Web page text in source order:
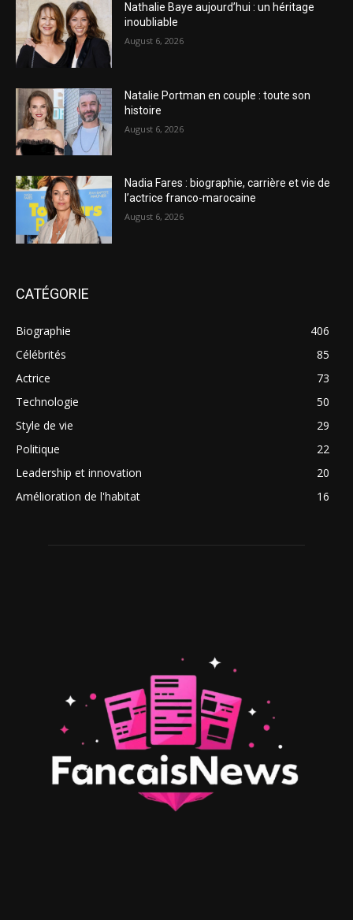
Nathalie Baye aujourd’hui : un héritage
inoubliable
August 6, 2026
Natalie Portman en couple : toute son
histoire
August 6, 2026
Nadia Fares : biographie, carrière et vie de
l’actrice franco-marocaine
August 6, 2026
CATÉGORIE
Biographie
406
Célébrités
85
Actrice
73
Technologie
50
Style de vie
29
Politique
22
Leadership et innovation
20
Amélioration de l'habitat
16